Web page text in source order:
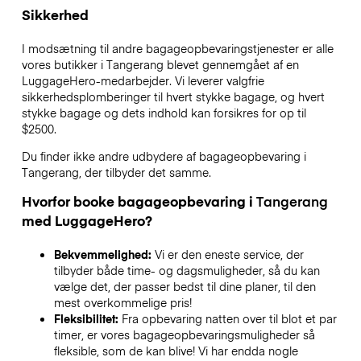
Sikkerhed
I modsætning til andre bagageopbevaringstjenesterer alle
vores butikker i Tangerang blevet gennemgået af en
LuggageHero-medarbejder. Vi leverer valgfrie
sikkerhedsplomberinger til hvert stykke bagage, og hvert
stykke bagage og dets indhold kan forsikres for op til
$2500.
Du finder ikke andre udbydere af bagageopbevaring i
Tangerang, der tilbyder det samme.
Hvorfor booke bagageopbevaring i Tangerang
med LuggageHero?
Bekvemmelighed: Vi er den eneste service, der
tilbyder både time- og dagsmuligheder, så du kan
vælge det, der passer bedst til dine planer, til den
mest overkommelige pris!
Fleksibilitet: Fra opbevaring natten over til blot et par
timer, er vores bagageopbevaringsmuligheder så
fleksible, som de kan blive! Vi har endda nogle